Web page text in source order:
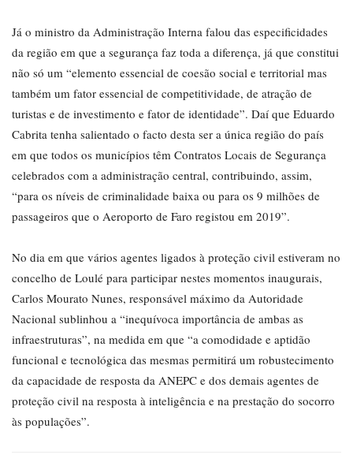
Já o ministro da Administração Interna falou das especificidades
da região em que a segurança faz toda a diferença, já que constitui
não só um “elemento essencial de coesão social e territorial mas
também um fator essencial de competitividade, de atração de
turistas e de investimento e fator de identidade”. Daí que Eduardo
Cabrita tenha salientado o facto desta ser a única região do país
em que todos os municípios têm Contratos Locais de Segurança
celebrados com a administração central, contribuindo, assim,
“para os níveis de criminalidade baixa ou para os 9 milhões de
passageiros que o Aeroporto de Faro registou em 2019”.
No dia em que vários agentes ligados à proteção civil estiveram no
concelho de Loulé para participar nestes momentos inaugurais,
Carlos Mourato Nunes, responsável máximo da Autoridade
Nacional sublinhou a “inequívoca importância de ambas as
infraestruturas”, na medida em que “a comodidade e aptidão
funcional e tecnológica das mesmas permitirá um robustecimento
da capacidade de resposta da ANEPC e dos demais agentes de
proteção civil na resposta à inteligência e na prestação do socorro
às populações”.